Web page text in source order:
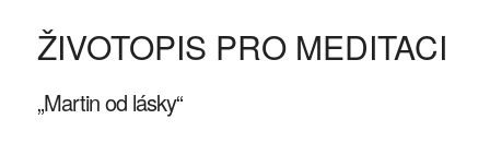
ŽIVOTOPIS PRO MEDITACI
„Martin od lásky“